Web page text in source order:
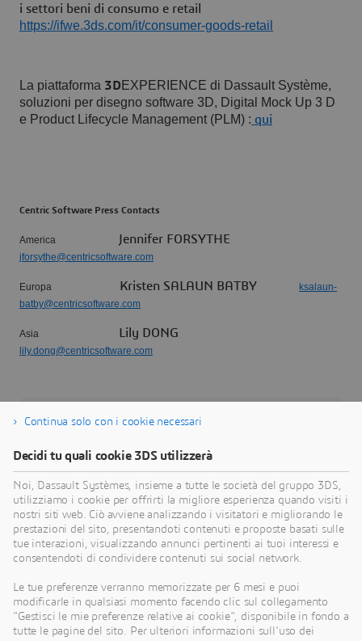
i settori beni di consumo e retail
https://ifwe.3ds.com/it/consumer-goods-retail
La piattaforma 3D EXPERIENCE di Dassault Système,
soluzioni per disegno software 3D, Digital Mock Up 3 D
e Product Lifecycle Management (PLM) : qui
Centric Software Press Contacts
America Jennifer FORSYTHE
jforsythe@centricsoftware.com
Europa Kristen SALAUN BATBY
ksalaun-
batby@centricsoftware.com
Asia Lily DONG
lily.dong@centricsoftware.com
Dassault Systèmes è un catalizzatore del
progresso umano. Dal 1981, l'azienda è pioniera
nella creazione di mondi virtuali per migliorare la
vita reale di consumatori, pazienti e cittadini.
Attraverso la piattaforma 3DEXPERIENCE, i
gemelli virtuali basati sulla scienza e alimentati
dall'intelligenza artificiale aiutano 390.000 clienti
di ogni dimensione e in tutti i settori a collaborare,
immaginare e creare innovazioni sostenibili che
Continua solo con i cookie necessari
Decidi tu quali cookie 3DS utilizzerà
Noi, Dassault Systèmes, insieme a tutte le società del gruppo 3DS,
utilizziamo i cookie per offrirti la migliore esperienza quando visiti i
nostri siti web. Ciò avviene analizzando i visitatori e migliorando le
prestazioni del sito, presentandoti contenuti e proposte basati sulle
tue interazioni, visualizzando annunci pertinenti ai tuoi interessi e
consentendoti di condividere contenuti sui social network.
Le tue preferenze verranno memorizzate per 6 mesi e puoi
modificarle in qualsiasi momento facendo clic sul collegamento
"Gestisci le mie preferenze relative ai cookie", disponibile in fondo a
tutte le pagine del sito. Per ulteriori informazioni sull'uso dei